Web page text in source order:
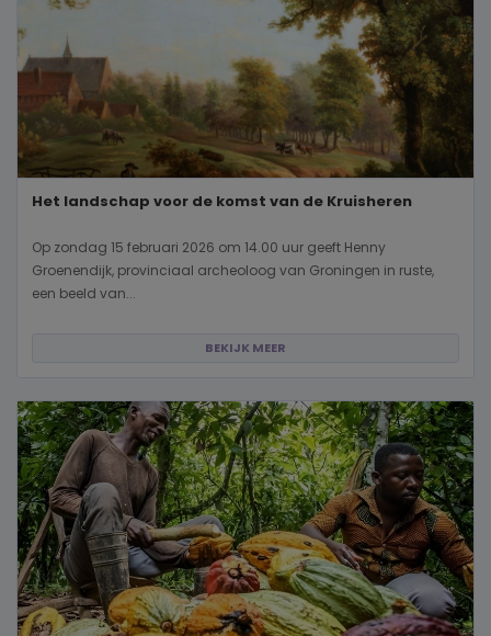
Het landschap voor de komst van de Kruisheren
Op zondag 15 februari 2026 om 14.00 uur geeft Henny
Groenendijk, provinciaal archeoloog van Groningen in ruste,
een beeld van...
BEKIJK MEER